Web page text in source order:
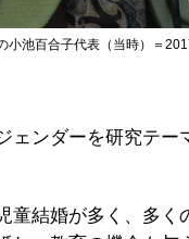
小池百合子代表（当時）＝
ェンダーを研究テー
童結婚が多く、多く